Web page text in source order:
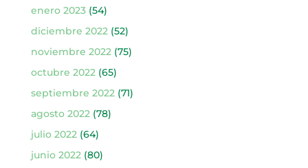
enero 2023(54)
diciembre 2022(52)
noviembre 2022(75)
octubre 2022(65)
septiembre 2022(71)
agosto 2022(78)
julio 2022(64)
junio 2022(80)